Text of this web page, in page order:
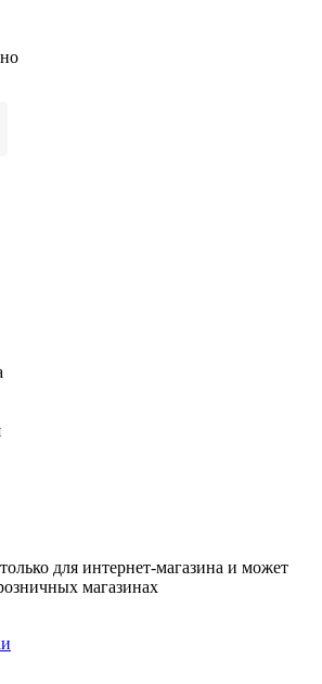
для интернет-магазина и может
магазинах